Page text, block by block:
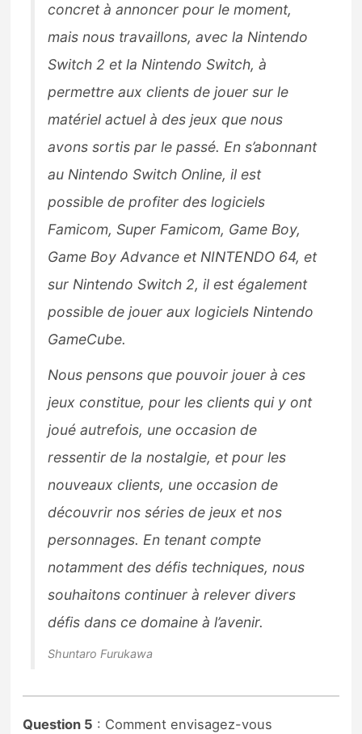
concret à annoncer pour le moment,
mais nous travaillons, avec la Nintendo
Switch 2 et la Nintendo Switch, à
permettre aux clients de jouer sur le
matériel actuel à des jeux que nous
avons sortis par le passé. En s’abonnant
au Nintendo Switch Online, il est
possible de profiter des logiciels
Famicom, Super Famicom, Game Boy,
Game Boy Advance et NINTENDO 64, et
sur Nintendo Switch 2, il est également
possible de jouer aux logiciels Nintendo
GameCube.
Nous pensons que pouvoir jouer à ces
jeux constitue, pour les clients qui y ont
joué autrefois, une occasion de
ressentir de la nostalgie, et pour les
nouveaux clients, une occasion de
découvrir nos séries de jeux et nos
personnages. En tenant compte
notamment des défis techniques, nous
souhaitons continuer à relever divers
défis dans ce domaine à l’avenir.
Shuntaro Furukawa
Question 5 : Comment envisagez-vous